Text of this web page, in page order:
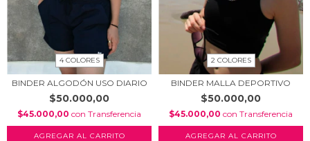
4 COLORES
BINDER ALGODÓN USO DIARIO
$50.000,00
$45.000,00 con Transferencia
AGREGAR AL CARRITO
2 COLORES
BINDER MALLA DEPORTIVO
$50.000,00
$45.000,00 con Transferencia
AGREGAR AL CARRITO